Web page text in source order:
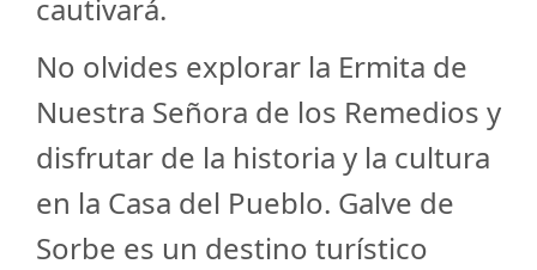
cautivará.
No olvides explorar la Ermita de
Nuestra Señora de los Remedios y
disfrutar de la historia y la cultura
en la Casa del Pueblo. Galve de
Sorbe es un destino turístico